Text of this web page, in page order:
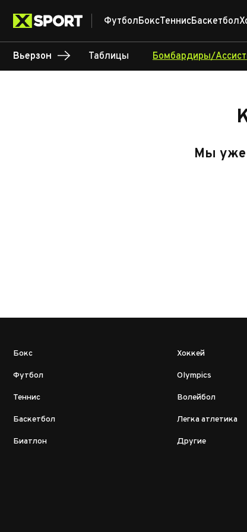
ФутболБоксТеннисБаскетбол
Вьерзон Таблицы Бомбардиры/
Мы уже
Бокс
Футбол
Теннис
Баскетбол
Биатлон
Хоккей
Olympics
Волейбол
Легка атлетика
Другие